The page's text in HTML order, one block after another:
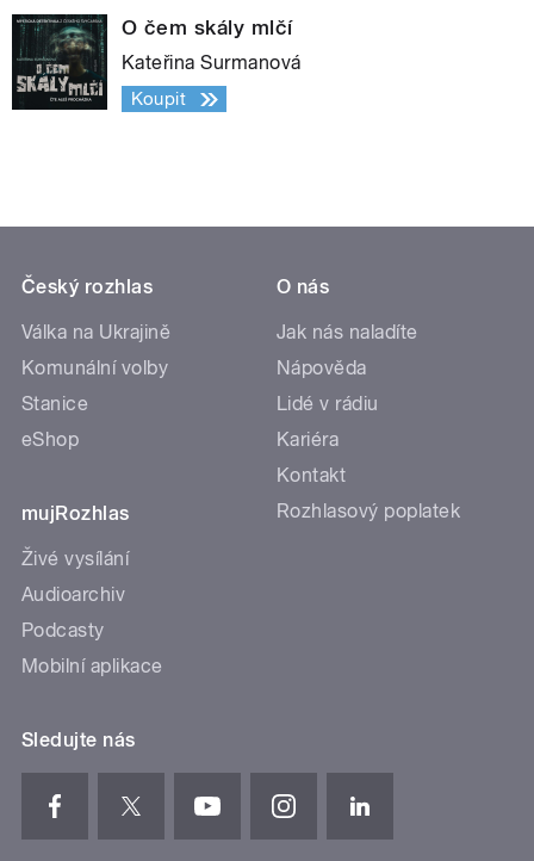
O čem skály mlčí
Kateřina Surmanová
Koupit
Český rozhlas
Válka na Ukrajině
Komunální volby
Stanice
eShop
mujRozhlas
Živé vysílání
Audioarchiv
Podcasty
Mobilní aplikace
O nás
Jak nás naladíte
Nápověda
Lidé v rádiu
Kariéra
Kontakt
Rozhlasový poplatek
Sledujte nás